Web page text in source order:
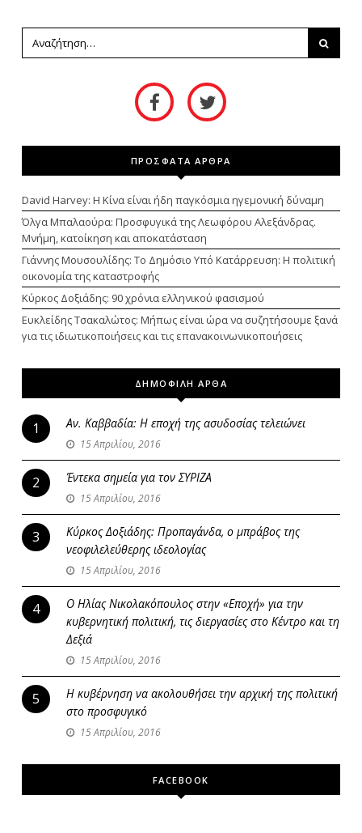
ΠΡΟΣΦΑΤΑ ΑΡΘΡΑ
David Harvey: Η Κίνα είναι ήδη παγκόσμια ηγεμονική δύναμη
Όλγα Μπαλαούρα: Προσφυγικά της Λεωφόρου Αλεξάνδρας.
Μνήμη, κατοίκηση και αποκατάσταση
Γιάννης Μουσουλίδης: Το Δημόσιο Υπό Κατάρρευση: Η πολιτική
οικονομία της καταστροφής
Κύρκος Δοξιάδης: 90 χρόνια ελληνικού φασισμού
Ευκλείδης Τσακαλώτος: Μήπως είναι ώρα να συζητήσουμε ξανά
για τις ιδιωτικοποιήσεις και τις επανακοινωνικοποιήσεις
ΔΗΜΟΦΙΛΗ ΑΡΘΑ
1 Αν. Καββαδία: Η εποχή της ασυδοσίας τελειώνει
15 Απριλίου, 2016
2 Έντεκα σημεία για τον ΣΥΡΙΖΑ
15 Απριλίου, 2016
3
Κύρκος Δοξιάδης: Προπαγάνδα, ο μπράβος της
νεοφιλελεύθερης ιδεολογίας
15 Απριλίου, 2016
4
Ο Ηλίας Νικολακόπουλος στην «Εποχή» για την
κυβερνητική πολιτική, τις διεργασίες στο Κέντρο και τη
Δεξιά
15 Απριλίου, 2016
5
Η κυβέρνηση να ακολουθήσει την αρχική της πολιτική
στο προσφυγικό
15 Απριλίου, 2016
FACEBOOK